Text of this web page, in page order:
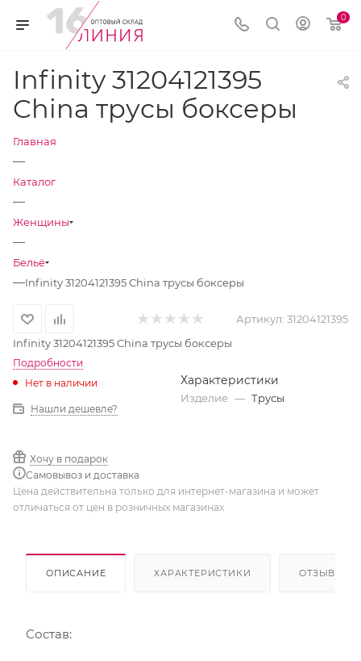
0
Infinity 31204121395
China трусы боксеры
Главная
—
Каталог
—
Женщины
—
Бельё
—Infinity 31204121395 China трусы боксеры
Артикул: 31204121395
Infinity 31204121395 China трусы боксеры
Подробности
Нет в наличии
Нашли дешевле?
Хочу в подарок
Самовывоз и доставка
Характеристики
Изделие — Трусы
Цена действительна только для интернет-магазина и может
отличаться от цен в розничных магазинах
ОПИСАНИЕ ХАРАКТЕРИСТИКИ ОТЗЫВЫ
Состав: